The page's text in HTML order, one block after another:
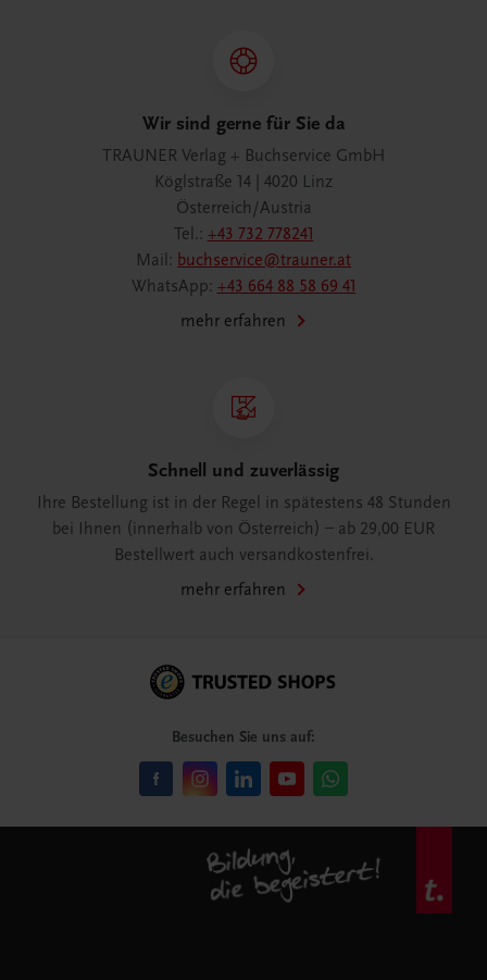
Wir sind gerne für Sie da
TRAUNER Verlag + Buchservice GmbH
Köglstraße 14 | 4020 Linz
Österreich/Austria
Tel.: +43 732 778241
Mail: buchservice@trauner.at
WhatsApp: +43 664 88 58 69 41
mehr erfahren
Schnell und zuverlässig
Ihre Bestellung ist in der Regel in spätestens 48 Stunden
bei Ihnen (innerhalb von Österreich) – ab 29,00 EUR
Bestellwert auch versandkostenfrei.
mehr erfahren
Besuchen Sie uns auf: